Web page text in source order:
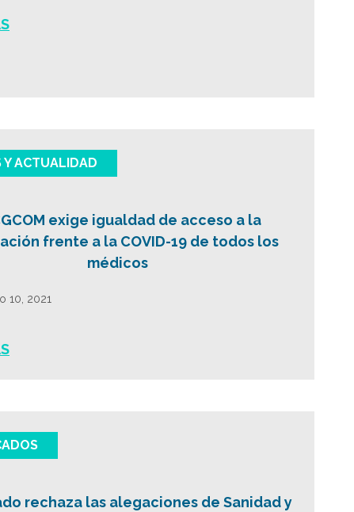
Y ACTUALIDAD
exige igualdad de acceso a la
frente a la COVID-19 de todos los
médicos
10, 2021
rechaza las alegaciones de Sanidad y